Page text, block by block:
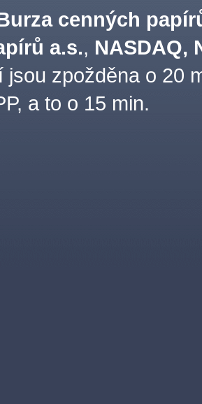
cenných
a.s., NASDAQ,
jsou zpožděna o 20
a to o 15 min.